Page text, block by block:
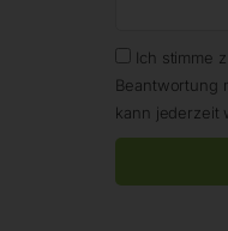
Ich stimme
Beantwortung
kann jederzeit